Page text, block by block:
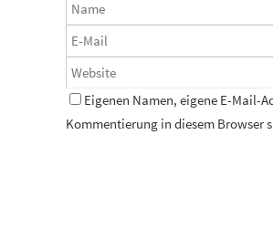
Eigenen Namen, eigene E-Mail-
Kommentierung in diesem Browser